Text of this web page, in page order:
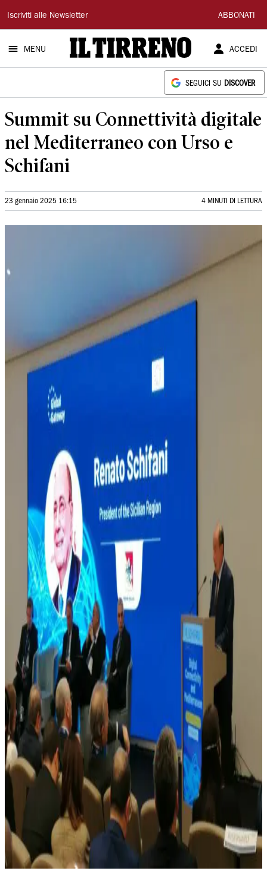
Il
Tirreno
Iscriviti alle Newsletter ABBONATI
MENU ACCEDI
SEGUICI SU DISCOVER
Summit su Connettività digitale
nel Mediterraneo con Urso e
Schifani
23 gennaio 2025 16:15 4 MINUTI DI LETTURA